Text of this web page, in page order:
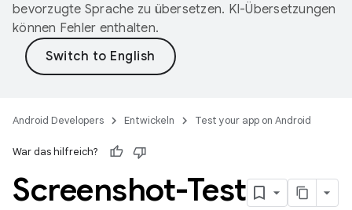
bevorzugte Sprache zu übersetzen. KI-Übersetzungen
können Fehler enthalten.
Android Developers Entwickeln Test your app on Android
War das hilfreich?
Screenshot-Test